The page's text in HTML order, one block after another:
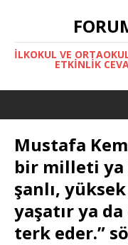
İLKOKUL VE
ETKINLIK
Mustafa
bir milleti ya
şanlı,
yaşatır ya
terk eder.”